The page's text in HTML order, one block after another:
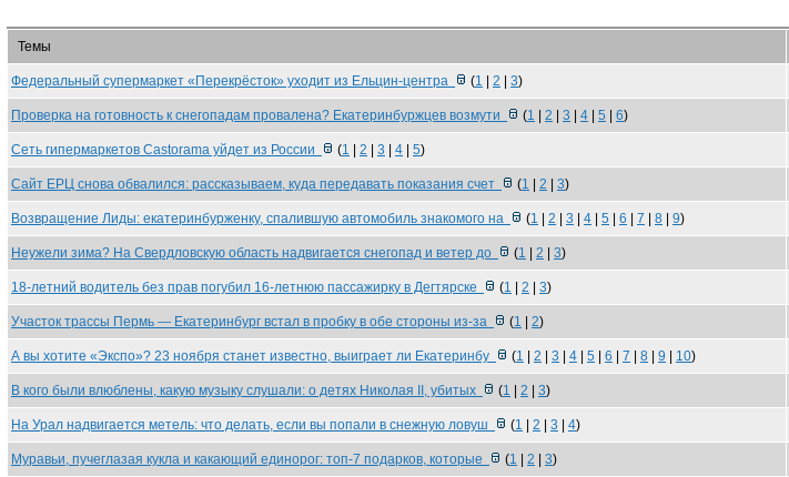
Темы
Федеральный супермаркет «Перекрёсток» уходит из Ельцин-центра (1 2 3)
Проверка на готовность к снегопадам провалена? Екатеринбуржцев возмути (1 2 3 4 5 6)
Сеть гипермаркетов Castorama уйдет из России (1 2 3 4 5)
Сайт ЕРЦ снова обвалился: рассказываем, куда передавать показания счет (1 2 3)
Возвращение Лиды: екатеринбурженку, спалившую автомобиль знакомого на (1 2 3 4 5 6 7 8 9)
Неужели зима? На Свердловскую область надвигается снегопад и ветер до (1 2 3)
18-летний водитель без прав погубил 16-летнюю пассажирку в Дегтярске (1 2 3)
Участок трассы Пермь — Екатеринбург встал в пробку в обе стороны из-за (1 2)
А вы хотите «Экспо»? 23 ноября станет известно, выиграет ли Екатеринбу (1 2 3 4 5 6 7 8 9 10)
В кого были влюблены, какую музыку слушали: о детях Николая II, убитых (1 2 3)
На Урал надвигается метель: что делать, если вы попали в снежную ловуш (1 2 3 4)
Муравьи, пучеглазая кукла и какающий единорог: топ-7 подарков, которые (1 2 3)